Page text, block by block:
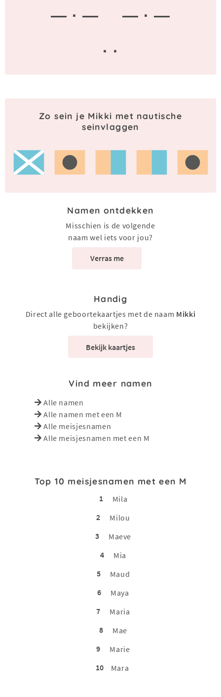
— · —
— · —
· ·
Zo sein je Mikki met nautische
seinvlaggen
Namen ontdekken
Misschien is de volgende
naam wel iets voor jou?
Verras me
Handig
Direct alle geboortekaartjes met de naam Mikki
bekijken?
Bekijk kaartjes
Vind meer namen
Alle namen
Alle namen met een M
Alle meisjesnamen
Alle meisjesnamen met een M
Top 10 meisjesnamen met een M
1
Mila
2
Milou
3
Maeve
4
Mia
5
Maud
6
Maya
7
Maria
8
Mae
9
Marie
10
Mara